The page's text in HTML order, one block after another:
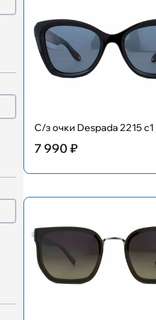
С/з очки Despada 2215 c1
7 990 ₽